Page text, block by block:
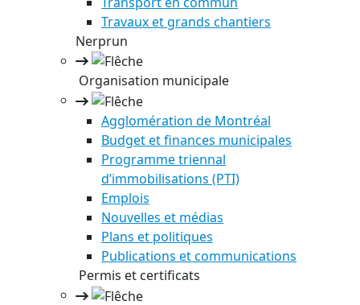
Travaux et grands chantiers
Nerprun
Organisation municipale
Agglomération de Montréal
Budget et finances municipales
Programme triennal
d’immobilisations (PTI)
Emplois
Nouvelles et médias
Plans et politiques
Publications et communications
Permis et certificats